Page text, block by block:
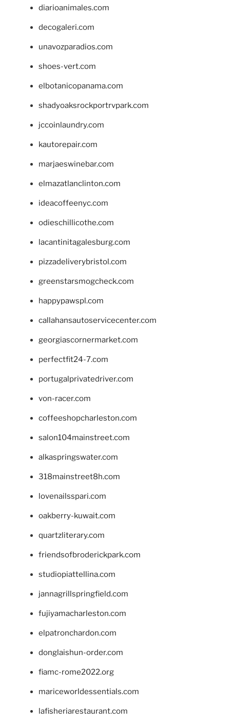
diarioanimales.com
decogaleri.com
unavozparadios.com
shoes-vert.com
elbotanicopanama.com
shadyoaksrockportrvpark.com
jccoinlaundry.com
kautorepair.com
marjaeswinebar.com
elmazatlanclinton.com
ideacoffeenyc.com
odieschillicothe.com
lacantinitagalesburg.com
pizzadeliverybristol.com
greenstarsmogcheck.com
happypawspl.com
callahansautoservicecenter.com
georgiascornermarket.com
perfectfit24-7.com
portugalprivatedriver.com
von-racer.com
coffeeshopcharleston.com
salon104mainstreet.com
alkaspringswater.com
318mainstreet8h.com
lovenailsspari.com
oakberry-kuwait.com
quartzliterary.com
friendsofbroderickpark.com
studiopiattellina.com
jannagrillspringfield.com
fujiyamacharleston.com
elpatronchardon.com
donglaishun-order.com
fiamc-rome2022.org
mariceworldessentials.com
lafisheriarestaurant.com